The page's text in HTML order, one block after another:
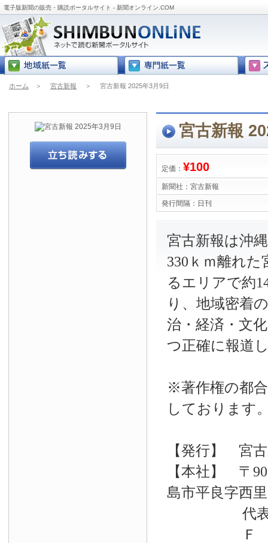
電子版新聞の販売・購読ポータルサイト - 新聞オンライン.COM
ホーム ＞ 宮古新報 ＞ 宮古新報 2025年3月9日
宮古新報
定価： ¥100
新聞社： 宮古新報
発行間隔： 日刊
宮古新報は沖
330ｋｍ離れ
るエリアで約
り、地域密着
治・経済・文
つ正確に報道
※著作権の都
しております
【発行】 宮
【本社】 〒
島市平良字西
代表電話
Ｆ Ａ